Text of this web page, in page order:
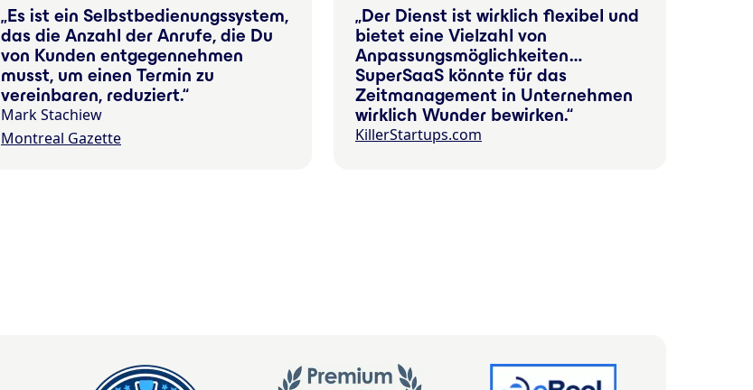
Es ist ein Selbstbedienungssystem,
das die Anzahl der Anrufe, die Du
von Kunden entgegennehmen
musst, um einen Termin zu
vereinbaren, reduziert.
Mark Stachiew
Montreal Gazette
Der Dienst ist wirklich flexibel und
bietet eine Vielzahl von
Anpassungsmöglichkeiten …
SuperSaaS könnte für das
Zeitmanagement in Unternehmen
wirklich Wunder bewirken.
KillerStartups.com